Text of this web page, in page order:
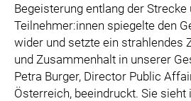
Begeisterung entlang der Strecke
Teilnehmer:innen spiegelte den
wider und setzte ein strahlendes
und Zusammenhalt in unserer
Petra Burger, Director Public
Österreich, beeindruckt. Sie sieht